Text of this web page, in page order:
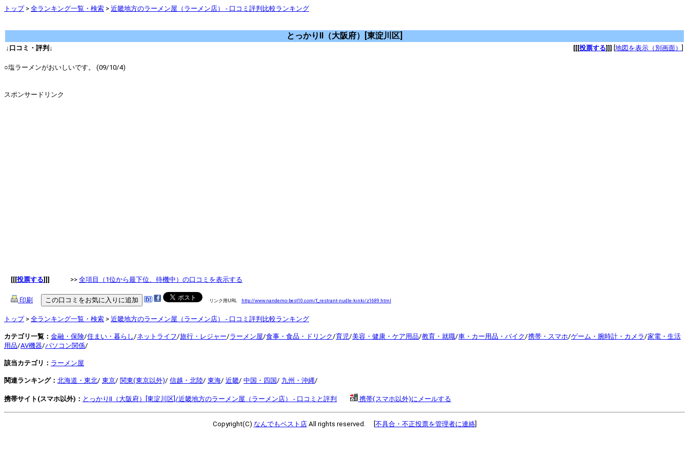
トップ> 全ランキング一覧・検索 > 近畿地方のラーメン屋（ラーメン店） - 口コミ評判比較ランキング
とっかりII（大阪府）[東淀川区]
↓口コミ・評判↓ [[[投票する]]] 地図を表示（別画面）
○塩ラーメンがおいしいです。 (09/10/4)
スポンサードリンク
[[[投票する]]] >> 全項目（1位から最下位、待機中）の口コミを表示する
印刷 リンク用URL http://www.nandemo-best10.com/f_restrant-nudle-kinki/z1689.html
トップ> 全ランキング一覧・検索 > 近畿地方のラーメン屋（ラーメン店） - 口コミ評判比較ランキング
カテゴリ一覧： 金融・保険/住まい・暮らし/ネットライフ/旅行・レジャー/ラーメン屋/食事・食品・ドリンク/育児/美容・健康・ケア用品/教育・就職/車・カー用品・バイク/携帯・スマホ/ゲーム・腕時計・カメラ/家電・生活
用品/AV機器/パソコン関係/
該当カテゴリ： ラーメン屋
関連ランキング： 北海道・東北/ 東京/ 関東(東京以外)/ 信越・北陸/ 東海/ 近畿/ 中国・四国/ 九州・沖縄/
携帯サイト(スマホ以外)： とっかりII（大阪府）[東淀川区]/近畿地方のラーメン屋（ラーメン店） - 口コミと評判 携帯(スマホ以外)にメールする
Copyright(C) なんでもベスト店All rights reserved. [ 不具合・不正投票を管理者に連絡]